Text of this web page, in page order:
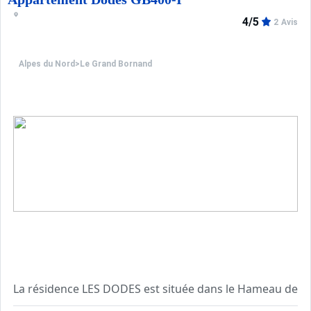
****Environnement****
Choix idéal de location vacances à la montagne : la
Informations pratiques : Place de parking privé et
Alpes du Nord > Le Grand Bornand
4/5 2 Avis
La résidence LES DODES est située dans le Hameau